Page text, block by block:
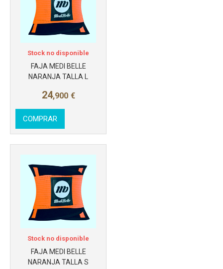
FAJA MEDI BELLE
NARANJA TALLA L
24,900 €
Stock no disponible
COMPRAR
FAJA MEDI BELLE
NARANJA TALLA S
Stock no disponible